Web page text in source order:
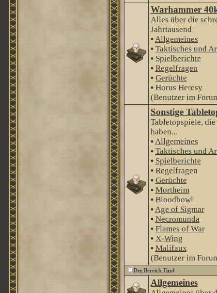
Warhammer
Alles über die
Jahrtausend
•Allgemeines
• Taktisches und
• Spielberichte
• Regelfragen
• Gerüchte
• Horus Heresy
(Benutzer im
Sonstige
Tabletopspiele,
haben...
•Allgemeines
• Taktisches und
• Spielberichte
• Regelfragen
• Gerüchte
• Mortheim
• Bloodbowl
•Age of Sigmar
• Necromunda
• Flames of War
• X-Wing
• Malifaux
(Benutzer im
Der Bereich Tirol
Allgemeines